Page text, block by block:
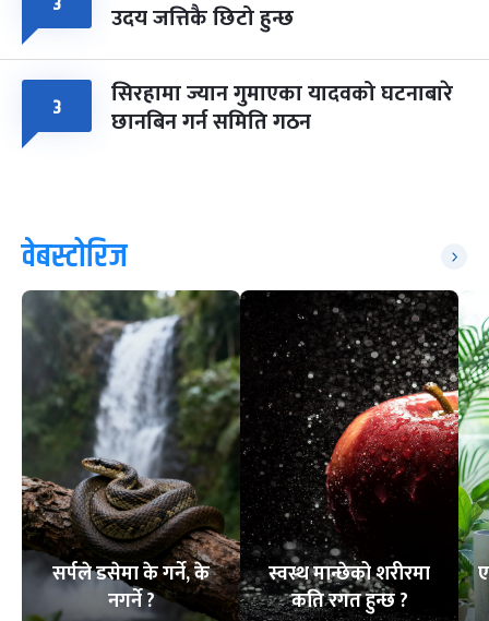
उदय जत्तिकै छिटो हुन्छ
३ सिरहामा ज्यान गुमाएका यादवको घटनाबारे
छानबिन गर्न समिति गठन
वेबस्टोरिज
सर्पले डसेमा के गर्ने, के
नगर्ने ?
स्वस्थ मान्छेको शरीरमा
कति रगत हुन्छ ?